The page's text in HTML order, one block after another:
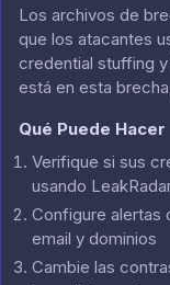
Los archivos de
que los atacantes
credential stuffing
está en esta
Qué Puede Hacer
Verifique si sus
usando
Configure alertas
email y dominios
Cambie las